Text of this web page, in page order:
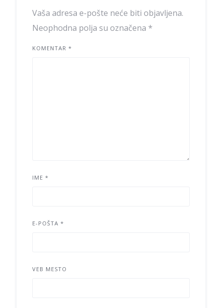
Vaša adresa e-pošte neće biti objavljena.
Neophodna polja su označena *
KOMENTAR *
IME *
E-POŠTA *
VEB MESTO